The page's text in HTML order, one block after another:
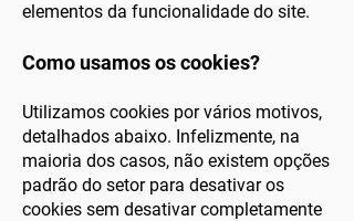
elementos da funcionalidade do site.
Como usamos os cookies?
Utilizamos cookies por vários motivos,
detalhados abaixo. Infelizmente, na
maioria dos casos, não existem opções
padrão do setor para desativar os
cookies sem desativar completamente